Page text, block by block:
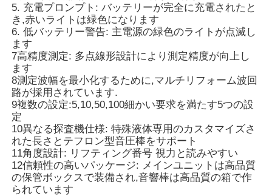
企業情報
会社案内
品質管理
お問い合わせ
ニュース
5. 充電プロンプト: バッテリーが完全に充電されたと
き,赤いライトは緑色になります
6. 低バッテリー警告: 主電源の緑色のライトが点滅し
ます
7高精度測定: 多点線形設計により測定精度が向上し
ます
8測定波幅を最小化するために,マルチリフォーム波回
路が採用されています.
9複数の設定:5,10,50,100細かい要求を満たす5つの設
定
10異なる探査機仕様: 特殊液体専用のカスタマイズさ
れた長さとテフロン型音圧棒をサポート
11角度設計: リフティング番号 視力と読みやすい
12信頼性の高いパッケージ: メインユニットは高品質
の保管ボックスで装備され,音響棒は高品質の箱で作
られています